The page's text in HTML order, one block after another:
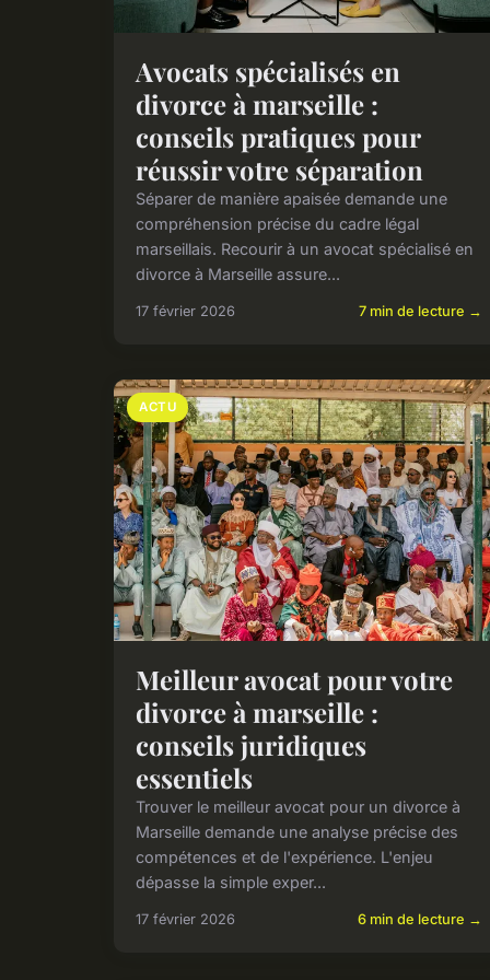
Avocats spécialisés en
divorce à marseille :
conseils pratiques pour
réussir votre séparation
Séparer de manière apaisée demande une
compréhension précise du cadre légal
marseillais. Recourir à un avocat spécialisé en
divorce à Marseille assure...
17 février 2026 7 min de lecture →
ACTU
Meilleur avocat pour votre
divorce à marseille :
conseils juridiques
essentiels
Trouver le meilleur avocat pour un divorce à
Marseille demande une analyse précise des
compétences et de l'expérience. L'enjeu
dépasse la simple exper...
17 février 2026 6 min de lecture →